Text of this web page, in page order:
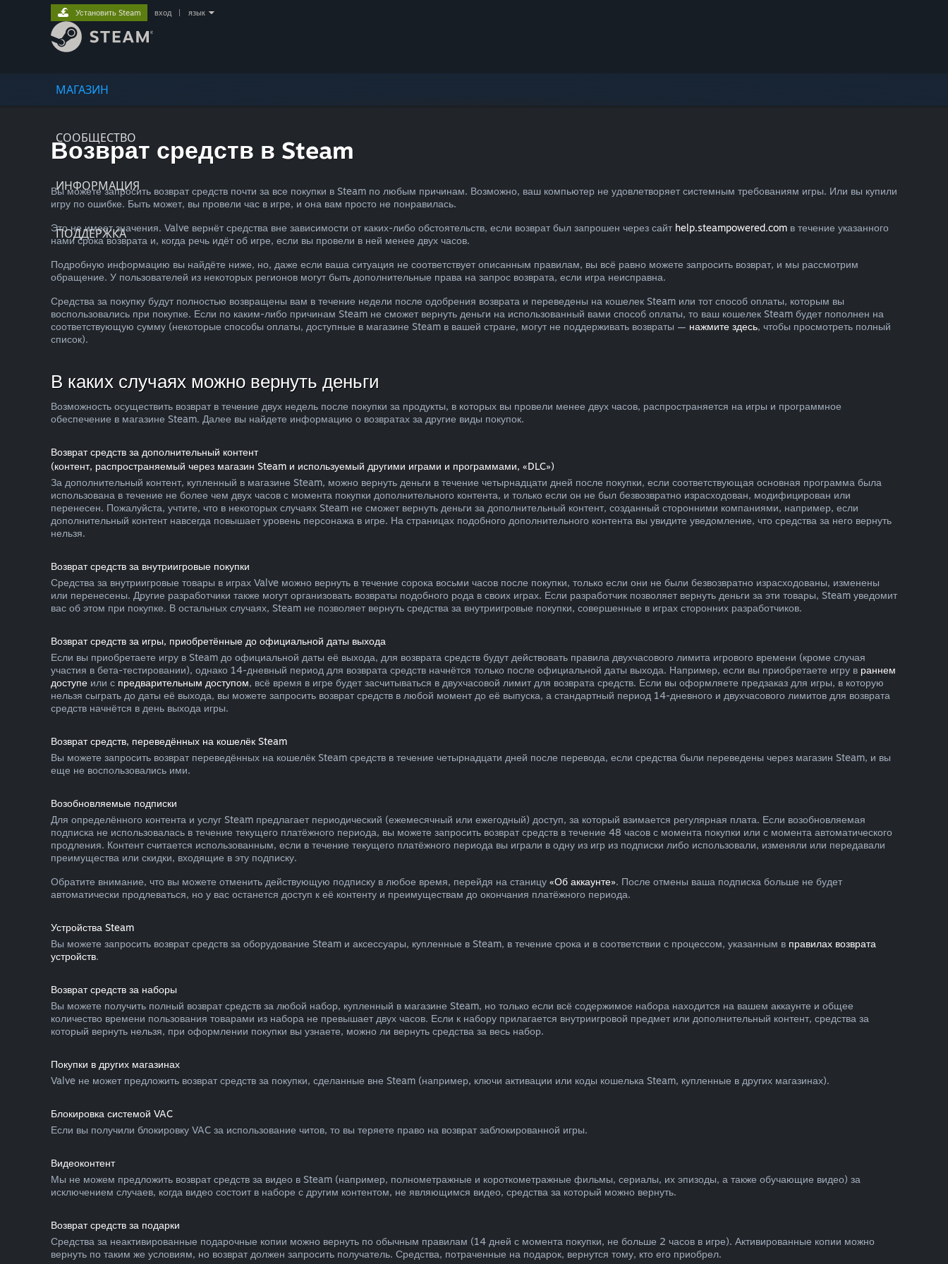
МАГАЗИН
СООБЩЕСТВО
ИНФОРМАЦИЯ
ПОДДЕРЖКА
Установить Steam вход язык
Возврат средств в Steam
Вы можете запросить возврат средств почти за все покупки в Steam по любым причинам. Возможно, ваш компьютер не удовлетворяет системным требованиям игры. Или вы купили
игру по ошибке. Быть может, вы провели час в игре, и она вам просто не понравилась.
Это не имеет значения. Valve вернёт средства вне зависимости от каких-либо обстоятельств, если возврат был запрошен через сайт help.steampowered.com в течение указанного
нами срока возврата и, когда речь идёт об игре, если вы провели в ней менее двух часов.
Подробную информацию вы найдёте ниже, но, даже если ваша ситуация не соответствует описанным правилам, вы всё равно можете запросить возврат, и мы рассмотрим
обращение. У пользователей из некоторых регионов могут быть дополнительные права на запрос возврата, если игра неисправна.
Средства за покупку будут полностью возвращены вам в течение недели после одобрения возврата и переведены на кошелек Steam или тот способ оплаты, которым вы
воспользовались при покупке. Если по каким-либо причинам Steam не сможет вернуть деньги на использованный вами способ оплаты, то ваш кошелек Steam будет пополнен на
соответствующую сумму (некоторые способы оплаты, доступные в магазине Steam в вашей стране, могут не поддерживать возвраты — нажмите здесь, чтобы просмотреть полный
список).
В каких случаях можно вернуть деньги
Возможность осуществить возврат в течение двух недель после покупки за продукты, в которых вы провели менее двух часов, распространяется на игры и программное
обеспечение в магазине Steam. Далее вы найдете информацию о возвратах за другие виды покупок.
Возврат средств за дополнительный контент
(контент, распространяемый через магазин Steam и используемый другими играми и программами, «DLC»)
За дополнительный контент, купленный в магазине Steam, можно вернуть деньги в течение четырнадцати дней после покупки, если соответствующая основная программа была
использована в течение не более чем двух часов с момента покупки дополнительного контента, и только если он не был безвозвратно израсходован, модифицирован или
перенесен. Пожалуйста, учтите, что в некоторых случаях Steam не сможет вернуть деньги за дополнительный контент, созданный сторонними компаниями, например, если
дополнительный контент навсегда повышает уровень персонажа в игре. На страницах подобного дополнительного контента вы увидите уведомление, что средства за него вернуть
нельзя.
Возврат средств за внутриигровые покупки
Средства за внутриигровые товары в играх Valve можно вернуть в течение сорока восьми часов после покупки, только если они не были безвозвратно израсходованы, изменены
или перенесены. Другие разработчики также могут организовать возвраты подобного рода в своих играх. Если разработчик позволяет вернуть деньги за эти товары, Steam уведомит
вас об этом при покупке. В остальных случаях, Steam не позволяет вернуть средства за внутриигровые покупки, совершенные в играх сторонних разработчиков.
Возврат средств за игры, приобретённые до официальной даты выхода
Если вы приобретаете игру в Steam до официальной даты её выхода, для возврата средств будут действовать правила двухчасового лимита игрового времени (кроме случая
участия в бета-тестировании), однако 14-дневный период для возврата средств начнётся только после официальной даты выхода. Например, если вы приобретаете игру в раннем
доступе или с предварительным доступом, всё время в игре будет засчитываться в двухчасовой лимит для возврата средств. Если вы оформляете предзаказ для игры, в которую
нельзя сыграть до даты её выхода, вы можете запросить возврат средств в любой момент до её выпуска, а стандартный период 14-дневного и двухчасового лимитов для возврата
средств начнётся в день выхода игры.
Возврат средств, переведённых на кошелёк Steam
Вы можете запросить возврат переведённых на кошелёк Steam средств в течение четырнадцати дней после перевода, если средства были переведены через магазин Steam, и вы
еще не воспользовались ими.
Возобновляемые подписки
Для определённого контента и услуг Steam предлагает периодический (ежемесячный или ежегодный) доступ, за который взимается регулярная плата. Если возобновляемая
подписка не использовалась в течение текущего платёжного периода, вы можете запросить возврат средств в течение 48 часов с момента покупки или с момента автоматического
продления. Контент считается использованным, если в течение текущего платёжного периода вы играли в одну из игр из подписки либо использовали, изменяли или передавали
преимущества или скидки, входящие в эту подписку.
Обратите внимание, что вы можете отменить действующую подписку в любое время, перейдя на станицу «Об аккаунте». После отмены ваша подписка больше не будет
автоматически продлеваться, но у вас останется доступ к её контенту и преимуществам до окончания платёжного периода.
Устройства Steam
Вы можете запросить возврат средств за оборудование Steam и аксессуары, купленные в Steam, в течение срока и в соответствии с процессом, указанным в правилах возврата
устройств.
Возврат средств за наборы
Вы можете получить полный возврат средств за любой набор, купленный в магазине Steam, но только если всё содержимое набора находится на вашем аккаунте и общее
количество времени пользования товарами из набора не превышает двух часов. Если к набору прилагается внутриигровой предмет или дополнительный контент, средства за
который вернуть нельзя, при оформлении покупки вы узнаете, можно ли вернуть средства за весь набор.
Покупки в других магазинах
Valve не может предложить возврат средств за покупки, сделанные вне Steam (например, ключи активации или коды кошелька Steam, купленные в других магазинах).
Блокировка системой VAC
Если вы получили блокировку VAC за использование читов, то вы теряете право на возврат заблокированной игры.
Видеоконтент
Мы не можем предложить возврат средств за видео в Steam (например, полнометражные и короткометражные фильмы, сериалы, их эпизоды, а также обучающие видео) за
исключением случаев, когда видео состоит в наборе с другим контентом, не являющимся видео, средства за который можно вернуть.
Возврат средств за подарки
Средства за неактивированные подарочные копии можно вернуть по обычным правилам (14 дней с момента покупки, не больше 2 часов в игре). Активированные копии можно
вернуть по таким же условиям, но возврат должен запросить получатель. Средства, потраченные на подарок, вернутся тому, кто его приобрел.